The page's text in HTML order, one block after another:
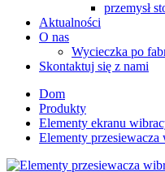
przemysł
Aktualności
O nas
Wycieczka po
Skontaktuj się z nami
Dom
Produkty
Elementy ekranu
Elementy